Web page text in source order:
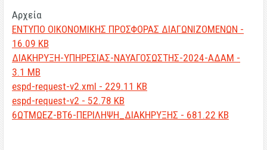
Αρχεία
ΕΝΤΥΠΟ ΟΙΚΟΝΟΜΙΚΗΣ ΠΡΟΣΦΟΡΑΣ ΔΙΑΓΩΝΙΖΟΜΕΝΩΝ -
16.09 KB
ΔΙΑΚΗΡΥΞΗ-ΥΠΗΡΕΣΙΑΣ-ΝΑΥΑΓΟΣΩΣΤΗΣ-2024-ΑΔΑΜ -
3.1 MB
espd-request-v2.xml - 229.11 KB
espd-request-v2 - 52.78 KB
6ΩΤΜΩΕΖ-ΒΤ6-ΠΕΡΙΛΗΨΗ_ΔΙΑΚΗΡΥΞΗΣ - 681.22 KB